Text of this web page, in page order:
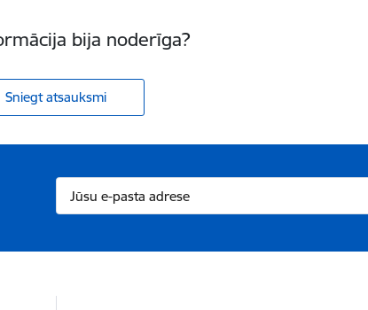
bija noderīga?
Sniegt atsauksmi